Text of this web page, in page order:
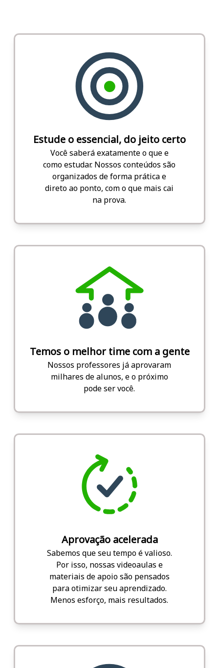
Estude o essencial, do jeito certo
Você saberá exatamente o que e
como estudar. Nossos conteúdos são
organizados de forma prática e
direto ao ponto, com o que mais cai
na prova.
Temos o melhor time com a gente
Nossos professores já aprovaram
milhares de alunos, e o próximo
pode ser você.
Aprovação acelerada
Sabemos que seu tempo é valioso.
Por isso, nossas videoaulas e
materiais de apoio são pensados
para otimizar seu aprendizado.
Menos esforço, mais resultados.